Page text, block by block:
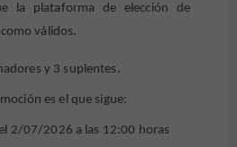
la plataforma de elección de
válidos.
y 3 suplentes.
es el que sigue:
2/07/2026 a las 12:00 horas